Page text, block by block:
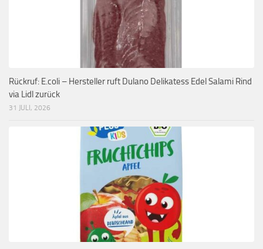
Rückruf: E.coli – Hersteller ruft Dulano Delikatess Edel Salami Rind
via Lidl zurück
31 JULI, 2026